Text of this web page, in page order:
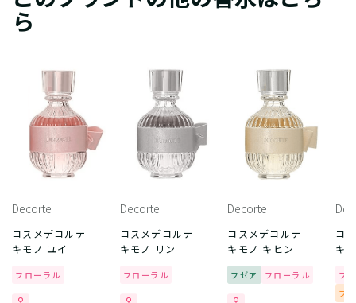
ら
Decorte
コスメデコルテ –
キモノ ユイ
フローラル
Decorte
コスメデコルテ –
キモノ リン
フローラル
Decorte
コスメデコルテ –
キモノ キヒン
フゼア フローラル
コ
キ
フ
フ